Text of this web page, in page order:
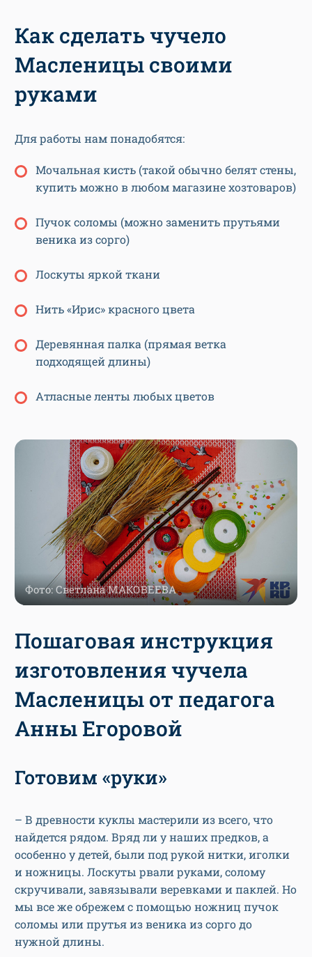
Как сделать чучело
Масленицы своими
руками
Для работы нам понадобятся:
Мочальная кисть (такой обычно белят стены,
купить можно в любом магазине хозтоваров)
Пучок соломы (можно заменить прутьями
веника из сорго)
Лоскуты яркой ткани
Нить «Ирис» красного цвета
Деревянная палка (прямая ветка
подходящей длины)
Атласные ленты любых цветов
Фото: Светлана МАКОВЕЕВА
Пошаговая инструкция
изготовления чучела
Масленицы от педагога
Анны Егоровой
Готовим «руки»
– В древности куклы мастерили из всего, что
найдется рядом. Вряд ли у наших предков, а
особенно у детей, были под рукой нитки, иголки
и ножницы. Лоскуты рвали руками, солому
скручивали, завязывали веревками и паклей. Но
мы все же обрежем с помощью ножниц пучок
соломы или прутья из веника из сорго до
нужной длины.